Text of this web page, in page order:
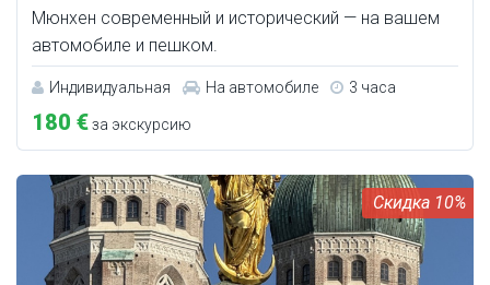
Мюнхен современный и исторический — на вашем
автомобиле и пешком.
Индивидуальная На автомобиле 3 часа
180 €за экскурсию
10%